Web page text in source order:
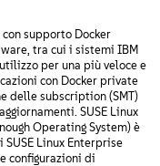
con supporto Docker
tra cui i sistemi IBM
per una più veloce e
con Docker private
delle subscription (SMT)
SUSE Linux
Operating System) è
Linux Enterprise
configurazioni di